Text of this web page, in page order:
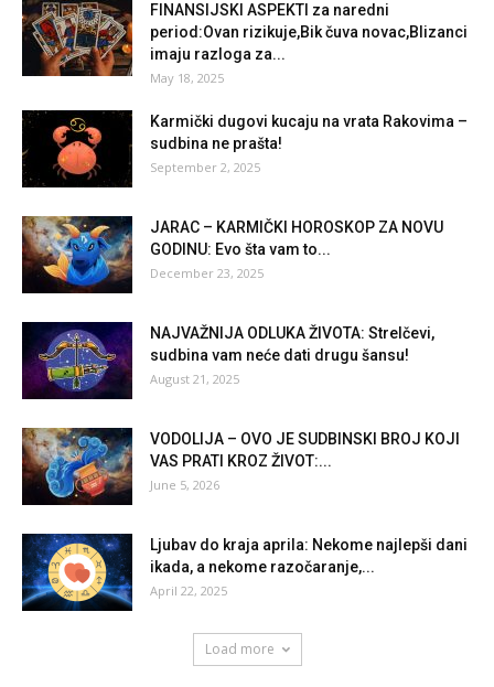
FINANSIJSKI ASPEKTI za naredni
period:Ovan rizikuje,Bik čuva novac,Blizanci
imaju razloga za...
May 18, 2025
Karmički dugovi kucaju na vrata Rakovima –
sudbina ne prašta!
September 2, 2025
JARAC – KARMIČKI HOROSKOP ZA NOVU
GODINU: Evo šta vam to...
December 23, 2025
NAJVAŽNIJA ODLUKA ŽIVOTA: Strelčevi,
sudbina vam neće dati drugu šansu!
August 21, 2025
VODOLIJA – OVO JE SUDBINSKI BROJ KOJI
VAS PRATI KROZ ŽIVOT:...
June 5, 2026
Ljubav do kraja aprila: Nekome najlepši dani
ikada, a nekome razočaranje,...
April 22, 2025
Load more